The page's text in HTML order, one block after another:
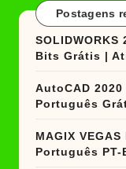
Postagens
Bits Grátis |
AutoCAD
Português
MAGIX
Português PT-